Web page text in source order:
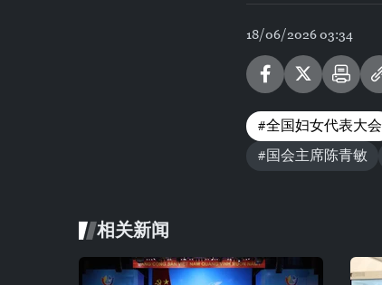
18/06/2026 03:34
#全国妇女代表大会
#国会主席陈青敏
相关新闻